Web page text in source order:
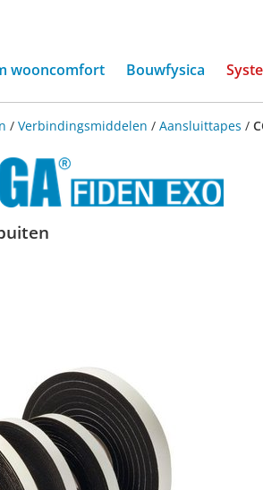
wooncomfort Bouwfysica
/ Verbindingsmiddelen / Aansluittapes /